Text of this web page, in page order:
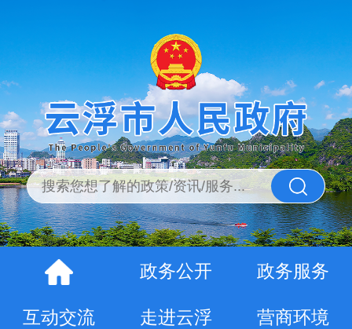
政务公开
政务服务
互动交流
走进云浮 营商环境